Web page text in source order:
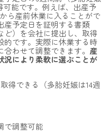
可能です。例えば、出産予
ら産前休業に入ることがで
産予定日を証明する書類
ど）を会社に提出し、取得
的です。実際に休業する時
わせて調整できます。 産
況により柔軟に選ぶことが
得できる（多胎妊娠は14週
で調整可能